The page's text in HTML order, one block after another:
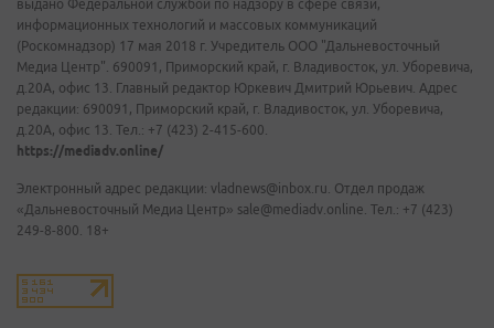
выдано Федеральной службой по надзору в сфере связи,
информационных технологий и массовых коммуникаций
(Роскомнадзор) 17 мая 2018 г. Учредитель ООО "Дальневосточный
Медиа Центр". 690091, Приморский край, г. Владивосток, ул. Уборевича,
д.20А, офис 13. Главный редактор Юркевич Дмитрий Юрьевич. Адрес
редакции: 690091, Приморский край, г. Владивосток, ул. Уборевича,
д.20А, офис 13. Тел.: +7 (423) 2-415-600.
https://mediadv.online/
Электронный адрес редакции: vladnews@inbox.ru. Отдел продаж
«Дальневосточный Медиа Центр» sale@mediadv.online. Тел.: +7 (423)
249-8-800. 18+